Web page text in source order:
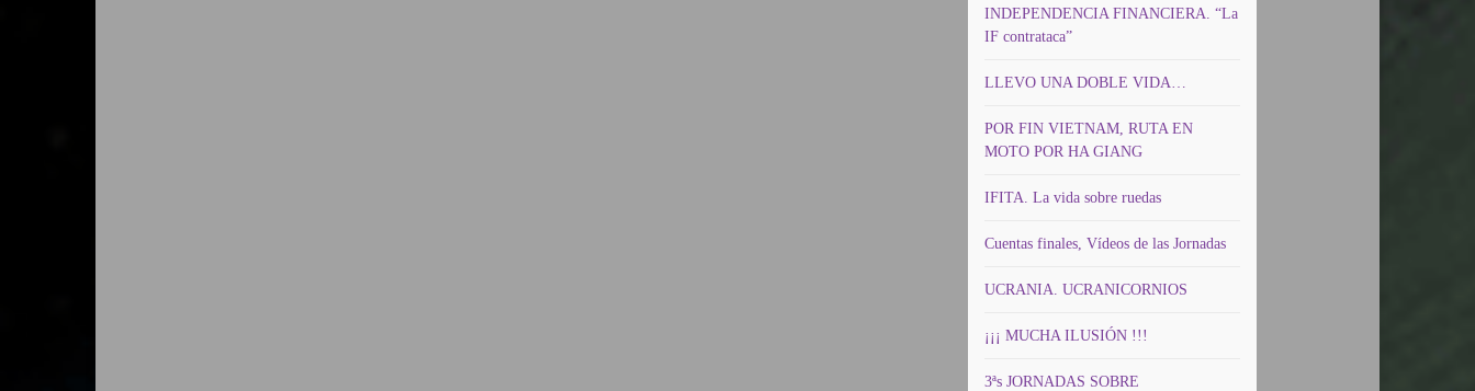
INDEPENDENCIA FINANCIERA. “La
IF contrataca”
LLEVO UNA DOBLE VIDA…
POR FIN VIETNAM, RUTA EN
MOTO POR HA GIANG
IFITA. La vida sobre ruedas
Cuentas finales, Vídeos de las Jornadas
UCRANIA. UCRANICORNIOS
¡¡¡ MUCHA ILUSIÓN !!!
3ªs JORNADAS SOBRE